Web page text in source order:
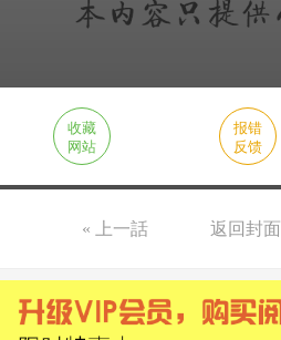
收藏
网站
报错
反馈
« 上一話 返回封面